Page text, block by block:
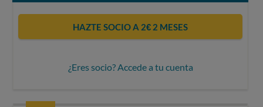
HAZTE SOCIO A 2€ 2 MESES
¿Eres socio? Accede a tu cuenta